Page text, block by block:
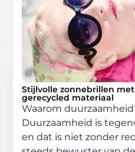
Stijlvolle zonnebrillen
gerecycled materiaal
Waarom
Duurzaamheid is
en dat is niet zonder